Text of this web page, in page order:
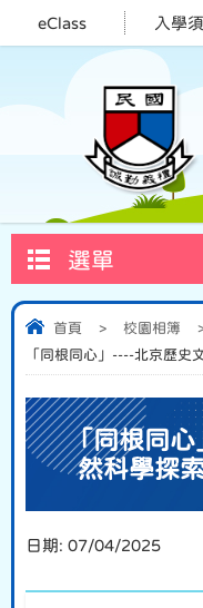
eClass 入學
選單
首頁 > 校園相簿
「同根同心」----北京歷史
「同根同
然科學探
日期: 07/04/2025